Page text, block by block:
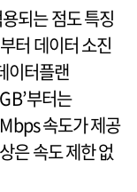
되는 점도 특징
터 데이터 소진
이터플랜
부터는
속도가 제공
은 속도 제한 없